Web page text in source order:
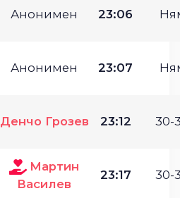
Анонимен 23:06
Анонимен 23:07
Денчо Грозев 23:12 30-
Мартин
Василев
23:17 30-